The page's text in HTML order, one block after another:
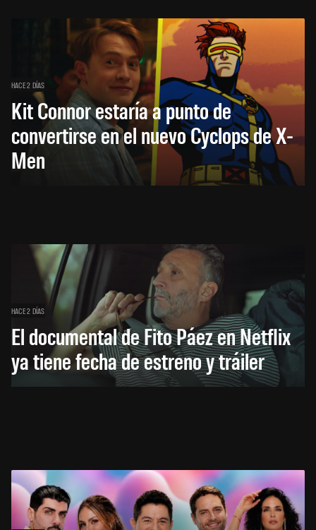
HACE 2 DÍAS
Kit Connor estaría a punto de
convertirse en el nuevo Cyclops de X-
Men
HACE 2 DÍAS
El documental de Fito Páez en Netflix
ya tiene fecha de estreno y tráiler